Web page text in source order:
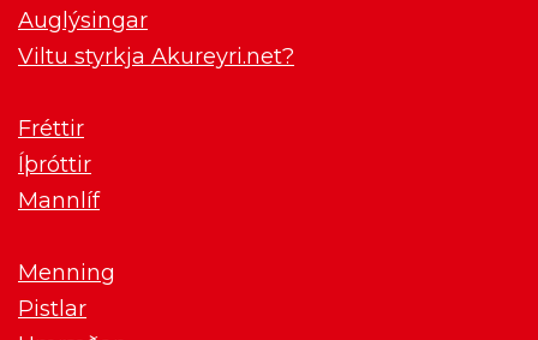
Auglýsingar
Viltu styrkja Akureyri.net?
Fréttir
Íþróttir
Mannlíf
Menning
Pistlar